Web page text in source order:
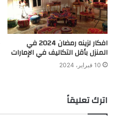
افكار لزينه رمضان 2024 في
المنزل بأقل التكاليف في الإمارات
10 فبراير، 2024
اترك تعليقاً